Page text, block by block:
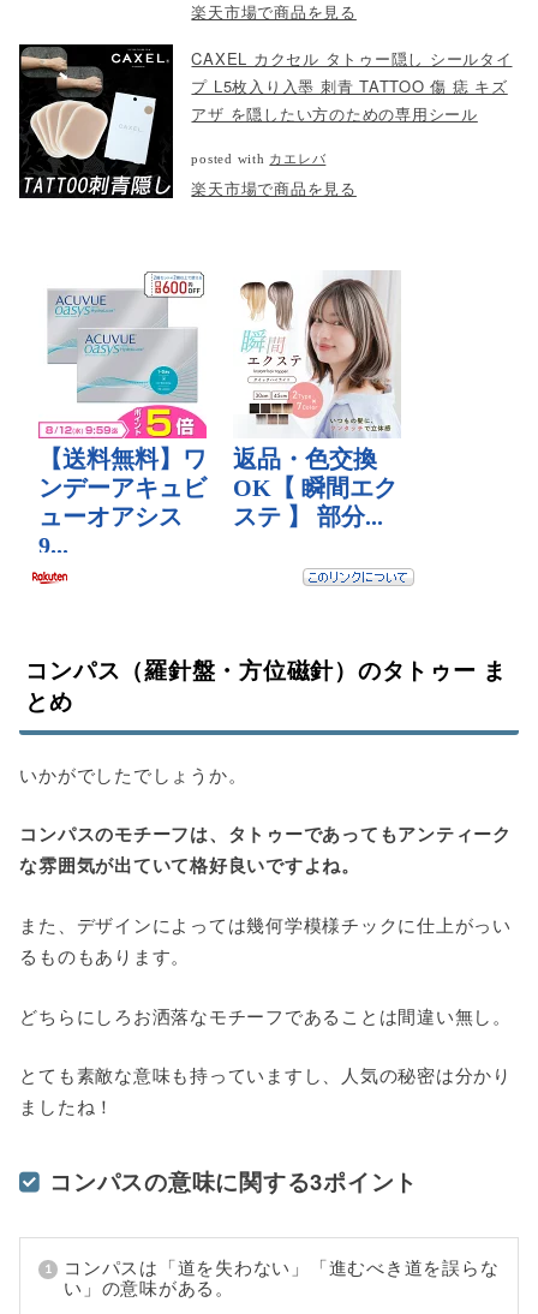
楽天市場で商品を見る
CAXEL カクセル タトゥー隠し シールタイ
プ L5枚入り入墨 刺青 TATTOO 傷 痣 キズ
アザ を隠したい方のための専用シール
posted with カエレバ
楽天市場で商品を見る
コンパス（羅針盤・方位磁針）のタトゥー ま
とめ
いかがでしたでしょうか。
コンパスのモチーフは、タトゥーであってもアンティーク
な雰囲気が出ていて格好良いですよね。
また、デザインによっては幾何学模様チックに仕上がっい
るものもあります。
どちらにしろお洒落なモチーフであることは間違い無し。
とても素敵な意味も持っていますし、人気の秘密は分かり
ましたね！
コンパスの意味に関する3ポイント
コンパスは「道を失わない」「進むべき道を誤らな
い」の意味がある。